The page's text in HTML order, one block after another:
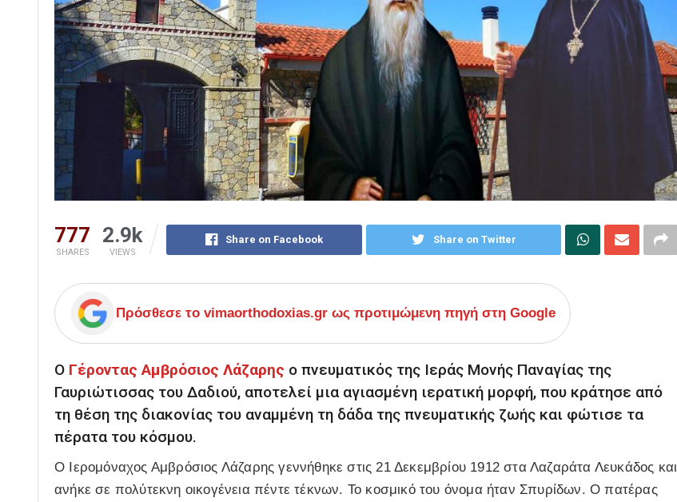
777
SHARES
2.9k
VIEWS
Share on Facebook Share on Twitter
Πρόσθεσε το vimaorthodoxias.gr ως προτιμώμενη πηγή στη Google
Ο Γέροντας Αμβρόσιος Λάζαρης ο πνευματικός της Ιεράς Μονής Παναγίας της
Γαυριώτισσας του Δαδιού, αποτελεί μια αγιασμένη ιερατική μορφή, που κράτησε από
τη θέση της διακονίας του αναμμένη τη δάδα της πνευματικής ζωής και φώτισε τα
πέρατα του κόσμου.
Ο Ιερομόναχος Αμβρόσιος Λάζαρης γεννήθηκε στις 21 Δεκεμβρίου 1912 στα Λαζαράτα Λευκάδος και
ανήκε σε πολύτεκνη οικογένεια πέντε τέκνων. Το κοσμικό του όνομα ήταν Σπυρίδων. Ο πατέρας